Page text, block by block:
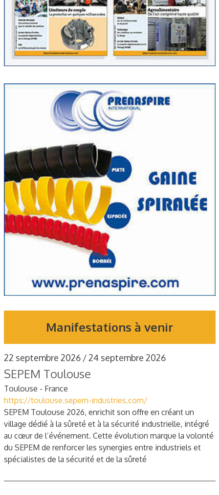
Manifestations à venir
22 septembre 2026 / 24 septembre 2026
SEPEM Toulouse
Toulouse - France
https://toulouse.sepem-industries.com/
SEPEM Toulouse 2026, enrichit son offre en créant un
village dédié à la sûreté et à la sécurité industrielle, intégré
au cœur de l’événement. Cette évolution marque la volonté
du SEPEM de renforcer les synergies entre industriels et
spécialistes de la sécurité et de la sûreté